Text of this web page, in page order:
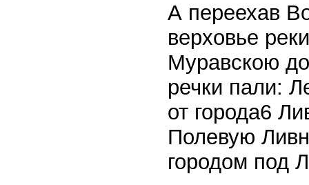
А переехав
верховье
Муравскою
речки пали:
от города6
Полевую
городом под